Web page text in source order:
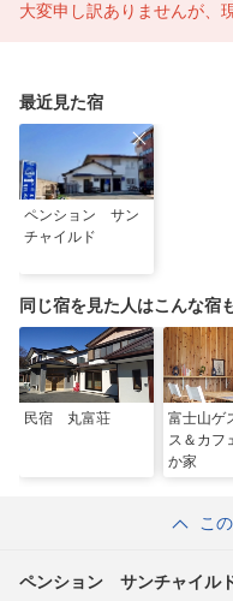
大変申し訳ありませんが、
最近見た宿
ペンション サン
チャイルド
同じ宿を見た人はこんな宿
民宿 丸富荘
富士山ゲ
ス＆カ
か家
こ
ペンション サンチャイル